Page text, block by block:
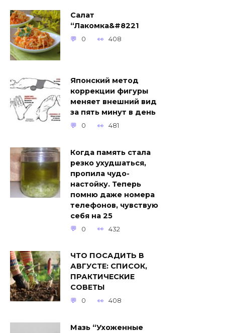
Салат
“Лакомка&#8221
0 408
Японский метод
коррекции фигуры
меняет внешний вид
за пять минут в день
0 481
Когда память стала
резко ухудшаться,
пропила чудо-
настойку. Теперь
помню даже номера
телефонов, чувствую
себя на 25
0 432
ЧТО ПОСАДИТЬ В
АВГУСТЕ: СПИСОК,
ПРАКТИЧЕСКИЕ
СОВЕТЫ
0 408
Мaзь “Уxoжeнныe